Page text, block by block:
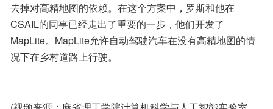
去掉对高精地图的依赖。在这个方案中，罗斯和他在
CSAIL的同事已经走出了重要的一步，他们开发了
MapLite。MapLite允许自动驾驶汽车在没有高精地图的情
况下在乡村道路上行驶。